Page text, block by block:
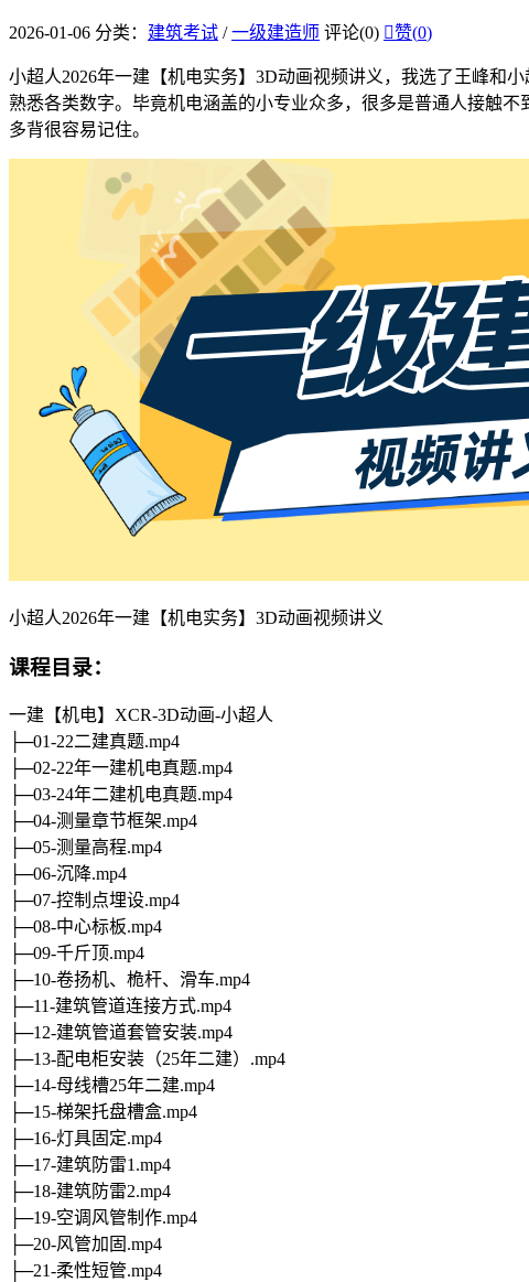
2026-01-06 分类： 建筑考试 /一级建造师 评论(0) 赞(0)
小超人2026年一建【机电实务】3D动画视频讲义，我选了王峰和
熟悉各类数字。毕竟机电涵盖的小专业众多，很多是普通人接触
多背很容易记住。
小超人2026年一建【机电实务】3D动画视频讲义
课程目录：
一建【机电】XCR-3D动画-小超人
├─01-22二建真题.mp4
├─02-22年一建机电真题.mp4
├─03-24年二建机电真题.mp4
├─04-测量章节框架.mp4
├─05-测量高程.mp4
├─06-沉降.mp4
├─07-控制点埋设.mp4
├─08-中心标板.mp4
├─09-千斤顶.mp4
├─10-卷扬机、桅杆、滑车.mp4
├─11-建筑管道连接方式.mp4
├─12-建筑管道套管安装.mp4
├─13-配电柜安装（25年二建）.mp4
├─14-母线槽25年二建.mp4
├─15-梯架托盘槽盒.mp4
├─16-灯具固定.mp4
├─17-建筑防雷1.mp4
├─18-建筑防雷2.mp4
├─19-空调风管制作.mp4
├─20-风管加固.mp4
├─21-柔性短管.mp4